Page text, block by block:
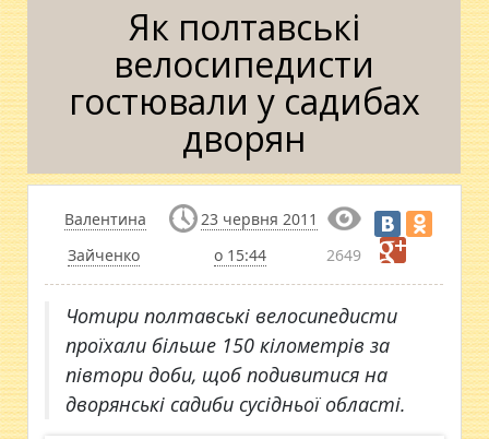
Як полтавські
велосипедисти
гостювали у садибах
дворян
Валентина
Зайченко
23 червня 2011
о 15:44
2649
Чотири полтавські велосипедисти
проїхали більше 150 кілометрів за
півтори доби, щоб подивитися на
дворянські садиби сусідньої області.